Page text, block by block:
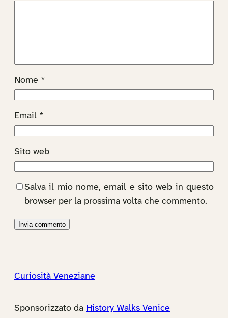
Nome *
Email *
Sito web
Salva il mio nome, email e sito web in questo
browser per la prossima volta che commento.
Curiosità Veneziane
Sponsorizzato da History Walks Venice